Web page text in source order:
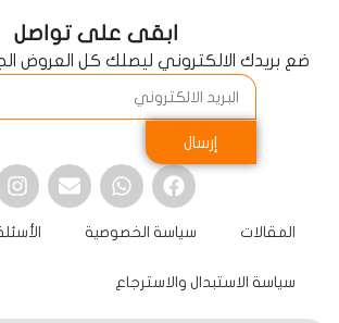
ابقى على تواصل
ضع بريدك الالكتروني ليصلك كل العروض
إرسال
المقالات سياسة الخصوصية
سياسة الاستبدال والاسترجاع